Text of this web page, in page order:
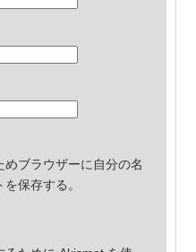
ブラウザーに自分の名
保存する。